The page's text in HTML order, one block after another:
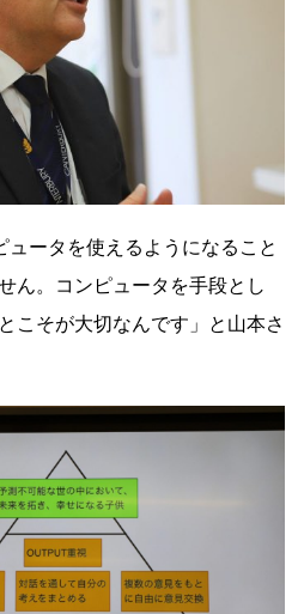
ュータを使えるようになること
ん。コンピュータを手段とし
こそが大切なんです」と山本さ